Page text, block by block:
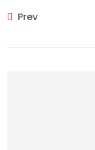
Prev